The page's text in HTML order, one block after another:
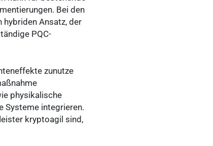
Bei den
hybriden Ansatz, der
PQC-
zunutze
physikalische
Systeme integrieren.
kryptoagil sind,